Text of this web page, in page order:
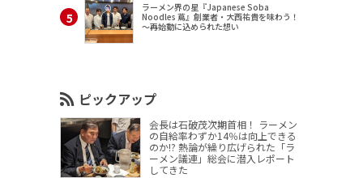
ラーメン界の星『Japanese Soba
Noodles 蔦』創業者・大西祐貴を味わう！
～再始動に込められた想い
ピックアップ
会長は石破茂次期首相！ ラーメン
の自給率わずか14％は向上できる
のか!? 熱論が繰り広げられた「ラ
ーメン議連」総会に潜入レポート
してきた